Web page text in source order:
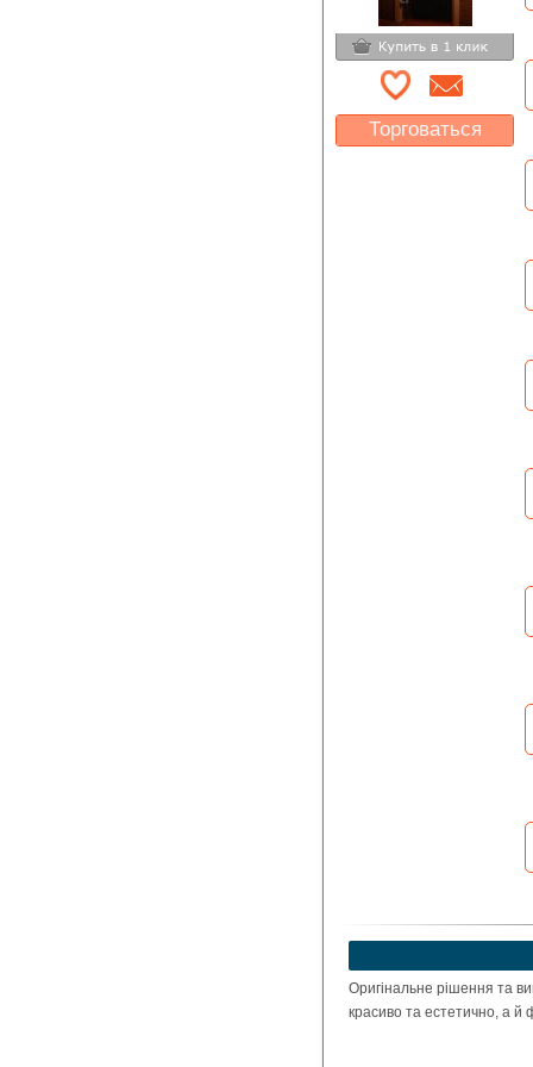
Торговаться
Оригінальне рішення та
красиво та естетично, а й